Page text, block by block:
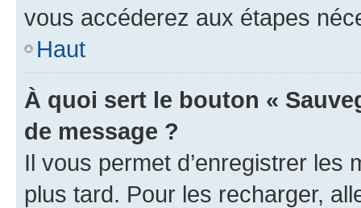
vous accéderez aux étapes
Haut
À quoi sert le bouton «
de message ?
Il vous permet d’enregistrer
plus tard. Pour les recharger,